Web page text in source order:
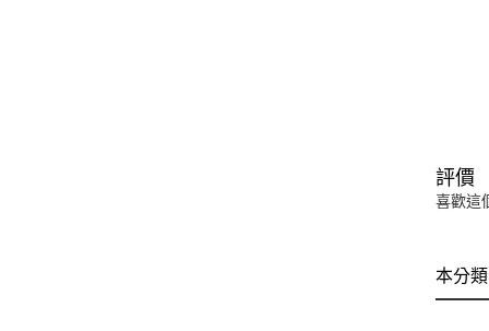
評價
喜歡這
本分